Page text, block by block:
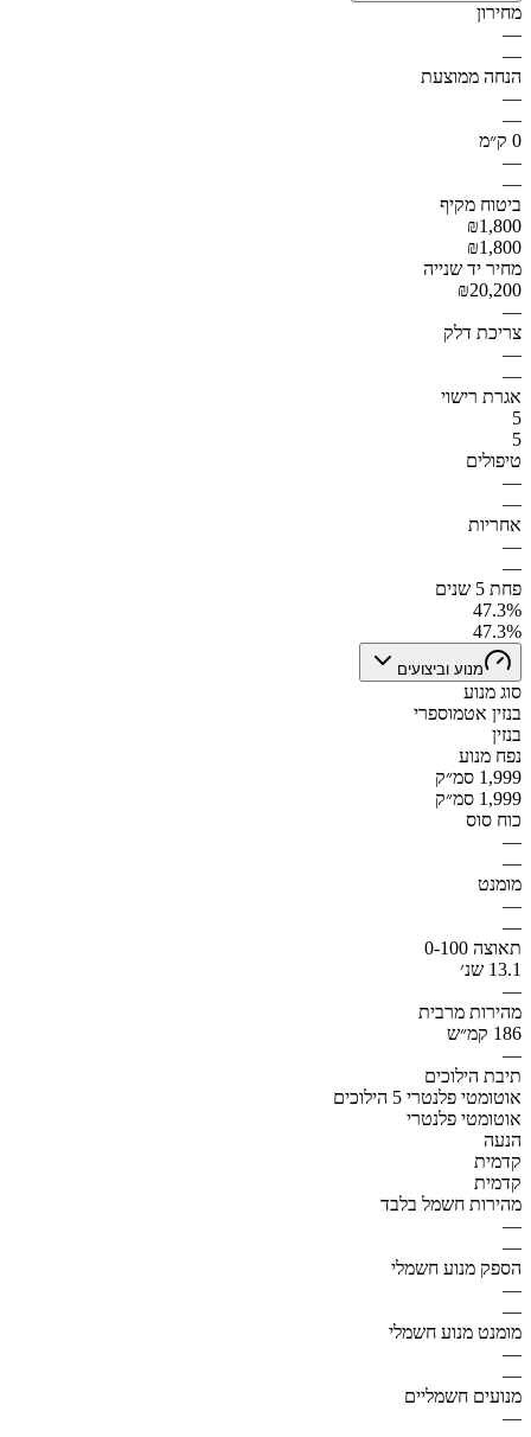
מחירון
—
—
הנחה ממוצעת
—
—
0 ק״מ
—
—
ביטוח מקיף
₪1,800
₪1,800
מחיר יד שנייה
₪20,200
—
צריכת דלק
—
—
אגרת רישוי
5
5
טיפולים
—
—
אחריות
—
—
פחת 5 שנים
47.3%
47.3%
מנוע וביצועים
סוג מנוע
בנזין אטמוספרי
בנזין
נפח מנוע
1,999 סמ״ק
1,999 סמ״ק
כוח סוס
—
—
מומנט
—
—
תאוצה 0-100
13.1 שנ׳
—
מהירות מרבית
186 קמ״ש
—
תיבת הילוכים
אוטומטי פלנטרי 5 הילוכים
אוטומטי פלנטרי
הנעה
קדמית
קדמית
מהירות חשמל בלבד
—
—
הספק מנוע חשמלי
—
—
מומנט מנוע חשמלי
—
—
מנועים חשמליים
—